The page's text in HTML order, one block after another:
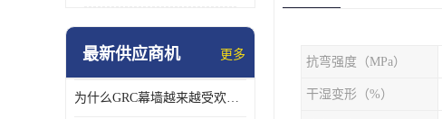
最新供应商机 更多
为什么GRC幕墙越来越受欢迎？一起来了解GRC幕墙
抗弯强度（MPa）
干湿变形（%）